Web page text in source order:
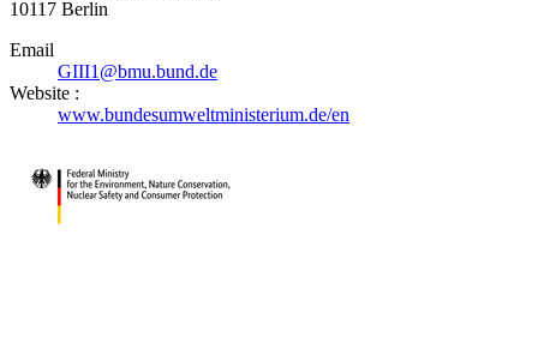
10117 Berlin
Email
GIII1@bmu.bund.de
Website :
www.bundesumweltministerium.de/en